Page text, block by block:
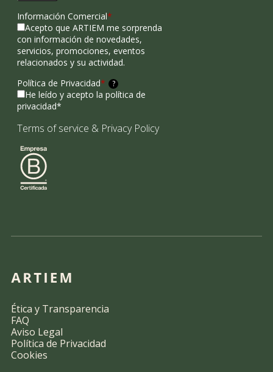
Información Comercial*
Acepto que ARTIEM me sorprenda
con información de novedades,
servicios, promociones, eventos
relacionados y su actividad.
Política de Privacidad* ?
He leído y acepto la política de
privacidad*
Terms of service & Privacy Policy
Ética y Transparencia
FAQ
Aviso Legal
Política de Privacidad
Cookies